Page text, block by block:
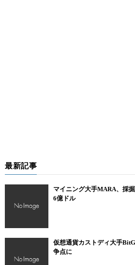
最新記事
マイニング大手MARA、採
6億ドル
仮想通貨カストディ大手
争点に